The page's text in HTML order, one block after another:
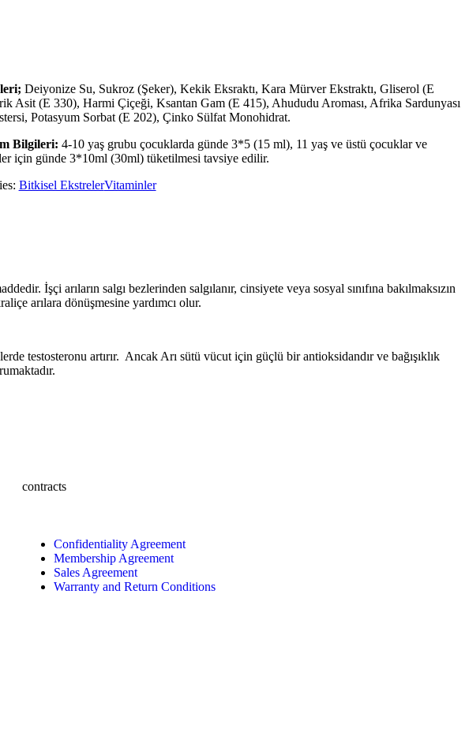
Deiyonize Su, Sukroz (Şeker), Kekik Eksraktı, Kara Mürver Ekstraktı, Gliserol (E
Asit (E 330), Harmi Çiçeği, Ksantan Gam (E 415), Ahududu Aroması, Afrika Sardunyası
Potasyum Sorbat (E 202), Çinko Sülfat Monohidrat.
Bilgileri: 4-10 yaş grubu çocuklarda günde 3*5 (15 ml), 11 yaş ve üstü çocuklar ve
için günde 3*10ml (30ml) tüketilmesi tavsiye edilir.
Bitkisel EkstrelerVitaminler
İşçi arıların salgı bezlerinden salgılanır, cinsiyete veya sosyal sınıfına bakılmaksızın
arılara dönüşmesine yardımcı olur.
testosteronu artırır. Ancak Arı sütü vücut için güçlü bir antioksidandır ve bağışıklık
contracts
Confidentiality Agreement
Membership Agreement
Sales Agreement
Warranty and Return Conditions